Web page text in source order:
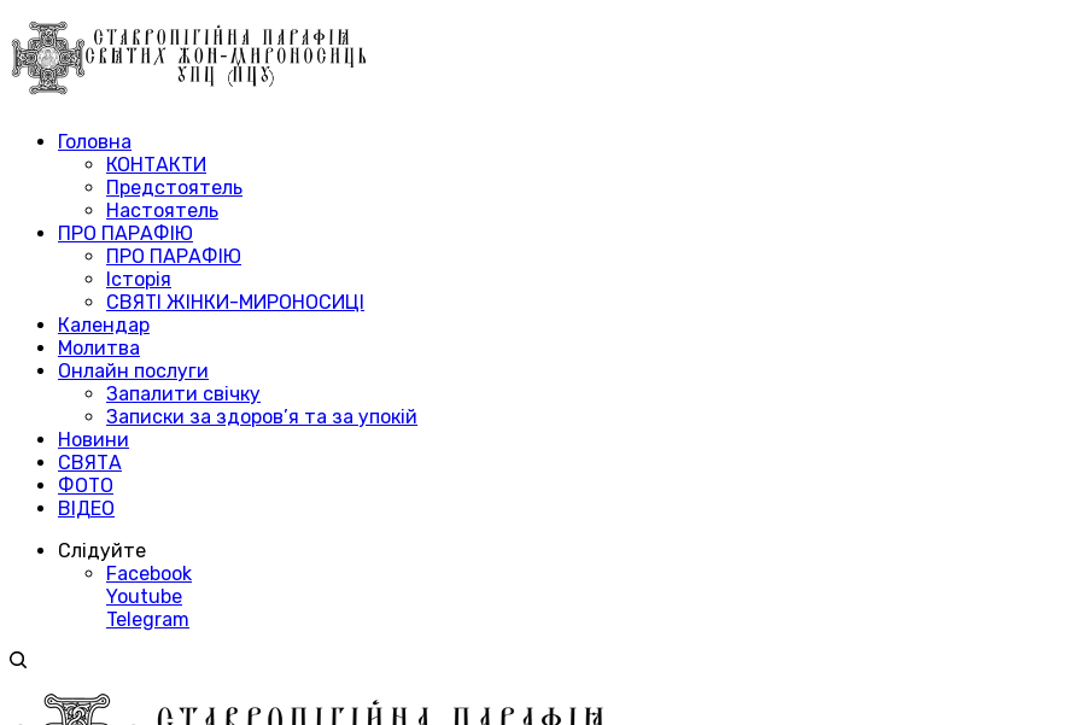
Головна
КОНТАКТИ
Предстоятель
Настоятель
ПРО ПАРАФІЮ
ПРО ПАРАФІЮ
Історія
СВЯТІ ЖІНКИ-МИРОНОСИЦІ
Календар
Молитва
Онлайн послуги
Запалити свічку
Записки за здоров’я та за упокій
Новини
СВЯТА
ФОТО
ВІДЕО
Слідуйте
Facebook
Youtube
Telegram